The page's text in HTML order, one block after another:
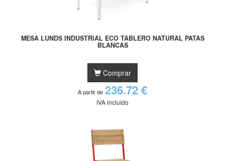
MESA LUNDS INDUSTRIAL ECO TABLERO NATURAL PATAS
BLANCAS
Comprar
A partir de 236.72 €
IVA incluido